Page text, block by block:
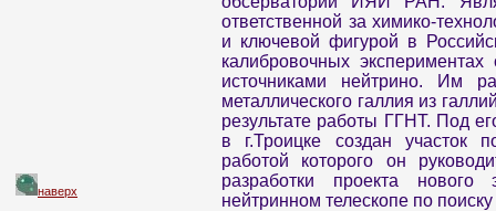
ответственной за химико-
и ключевой фигурой в
калибровочных
источниками нейтрино. Им
металлического галлия из
результате работы ГГНТ. Под
в г.Троицке создан участок
работой которого он
разработки проекта нового
нейтринном телескопе по
наверх